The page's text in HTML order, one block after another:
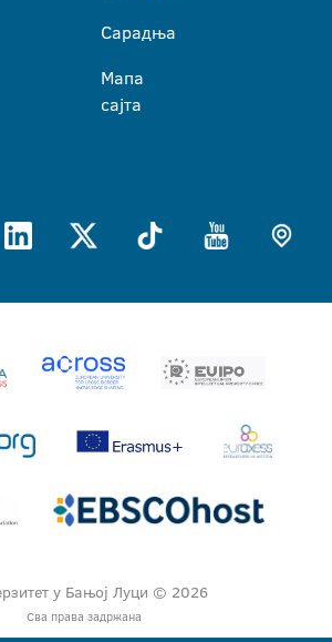
Сарадња
Мапа
сајта
у Бањој Луци © 2026
Сва права задржана